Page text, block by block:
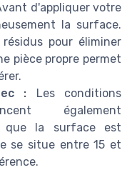
d'appliquer votre
la surface.
pour éliminer
pièce propre permet
: Les conditions
également
que la surface est
se situe entre 15 et